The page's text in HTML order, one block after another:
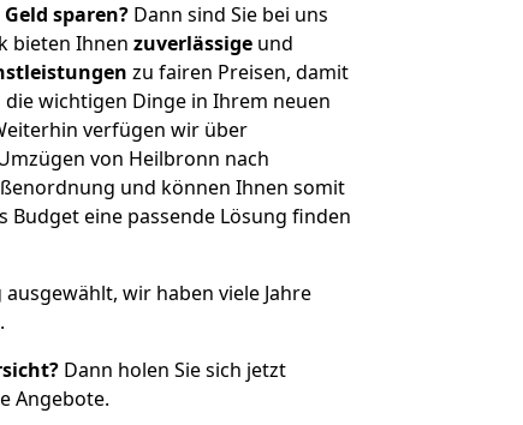
sparen? Dann sind Sie bei uns
bieten Ihnen zuverlässige und
zu fairen Preisen, damit
wichtigen Dinge in Ihrem neuen
verfügen wir über
von Heilbronn nach
und können Ihnen somit
eine passende Lösung finden
wir haben viele Jahre
Dann holen Sie sich jetzt
Angebote.